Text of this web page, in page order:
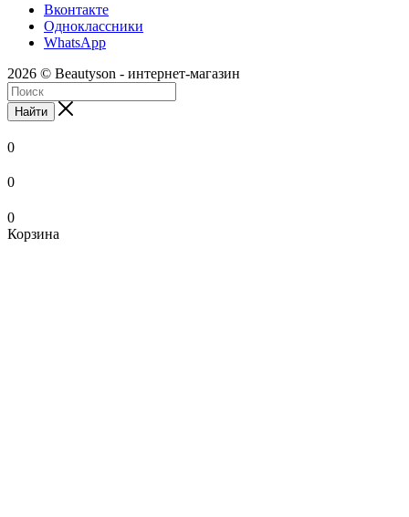
Вконтакте
Одноклассники
WhatsApp
2026 © Beautyson - интернет-магазин
Найти
0
0
0
Корзина